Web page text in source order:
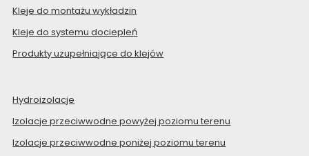
Kleje do montażu wykładzin
Kleje do systemu dociepleń
Produkty uzupełniające do klejów
Hydroizolacje
Izolacje przeciwwodne powyżej poziomu terenu
Izolacje przeciwwodne poniżej poziomu terenu